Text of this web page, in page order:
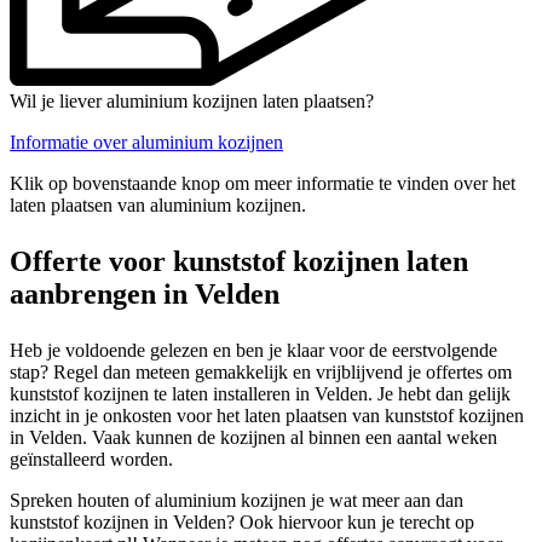
Wil je liever aluminium kozijnen laten plaatsen?
Informatie over aluminium kozijnen
Klik op bovenstaande knop om meer informatie te vinden over het
laten plaatsen van aluminium kozijnen.
Offerte voor kunststof kozijnen laten
aanbrengen in Velden
Heb je voldoende gelezen en ben je klaar voor de eerstvolgende
stap? Regel dan meteen gemakkelijk en vrijblijvend je offertes om
kunststof kozijnen te laten installeren in Velden. Je hebt dan gelijk
inzicht in je onkosten voor het laten plaatsen van kunststof kozijnen
in Velden. Vaak kunnen de kozijnen al binnen een aantal weken
geïnstalleerd worden.
Spreken houten of aluminium kozijnen je wat meer aan dan
kunststof kozijnen in Velden? Ook hiervoor kun je terecht op